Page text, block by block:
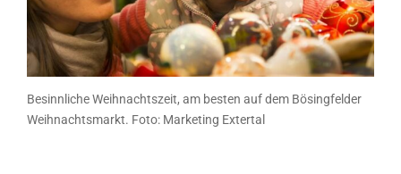
Besinnliche Weihnachtszeit, am besten auf dem Bösingfelder
Weihnachtsmarkt. Foto: Marketing Extertal